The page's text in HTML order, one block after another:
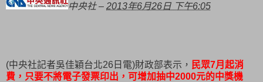
中央社 – 2013年6月26日 下午6:05
(中央社記者吳佳穎台北26日電)財政部表示， 民眾7月起消
費，只要不將電子發票印出，可增加抽中2000元的中獎機